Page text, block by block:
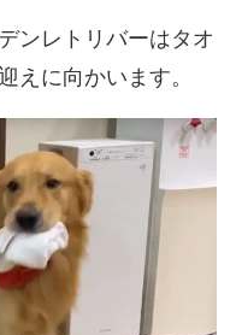
ンレトリバーはタオ
えに向かいます。